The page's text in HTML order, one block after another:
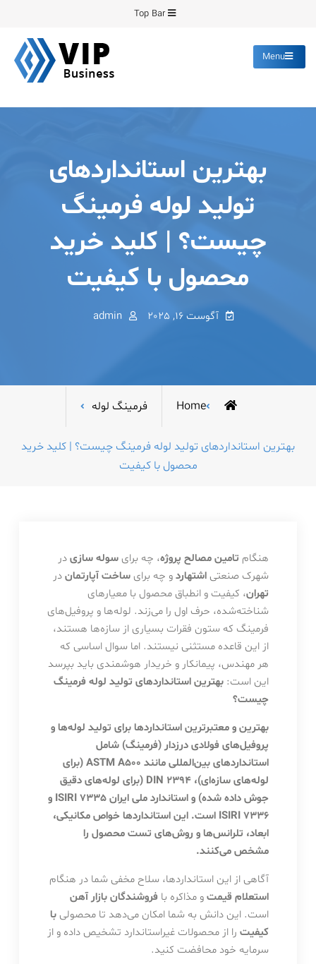
content
Top Bar
Menu
بهترین استانداردهای
تولید لوله فرمینگ
چیست؟ | کلید خرید
محصول با کیفیت
آگوست 16, 2025 admin
Home فرمینگ لوله
بهترین استانداردهای تولید لوله فرمینگ چیست؟ | کلید خرید
محصول با کیفیت
هنگام تامین مصالح پروژه، چه برای سوله سازیدر
شهرک صنعتی اشتهاردو چه برای ساخت آپارتماندر
تهران، کیفیت و انطباق محصول با معیارهای
شناخته‌شده، حرف اول را می‌زند. لوله‌ها و پروفیل‌های
فرمینگ که ستون فقرات بسیاری از سازه‌ها هستند،
از این قاعده مستثنی نیستند. اما سوال اساسی که
هر مهندس، پیمانکار و خریدار هوشمندی باید بپرسد
این است: بهترین استانداردهای تولید لوله فرمینگ
چیست؟
بهترین و معتبرترین استانداردها برای تولید لوله‌ها و
پروفیل‌های فولادی درزدار (فرمینگ) شامل
استانداردهای بین‌المللی مانند ASTM A500 (برای
لوله‌های سازه‌ای)، DIN 2394 (برای لوله‌های دقیق
جوش داده شده) و استاندارد ملی ایران ISIRI 7335 و
ISIRI 7336 است. این استانداردها خواص مکانیکی،
ابعاد، تلرانس‌ها و روش‌های تست محصول را
مشخص می‌کنند.
آگاهی از این استانداردها، سلاح مخفی شما در هنگام
استعلام قیمتو مذاکره با فروشندگان بازار آهن
است. این دانش به شما امکان می‌دهد تا محصولی با
کیفیترا از محصولات غیراستاندارد تشخیص داده و از
سرمایه خود محافضت کنید.